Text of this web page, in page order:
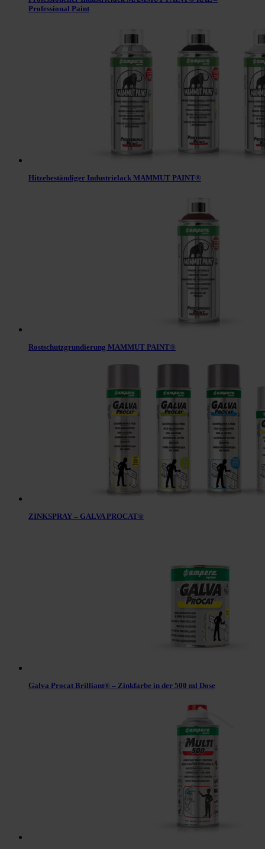
Professional Paint
Hitzebeständiger Industrielack MAMMUT PAINT®
Rostschutzgrundierung MAMMUT PAINT®
ZINKSPRAY – GALVA PROCAT®
Galva Procat Brilliant® – Zinkfarbe in der 500 ml Dose